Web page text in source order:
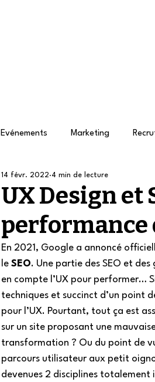
Evénements Marketing
UX Design et
performance
14 févr. 2022 4 min de lecture
En 2021, Google a annoncé
le SEO. Une partie des SEO et
en compte l’UX pour performer…
techniques et succinct d’un point
pour l’UX. Pourtant, tout ça est
sur un site proposant une
transformation ? Ou du point de
parcours utilisateur aux petit
devenues 2 disciplines totalement